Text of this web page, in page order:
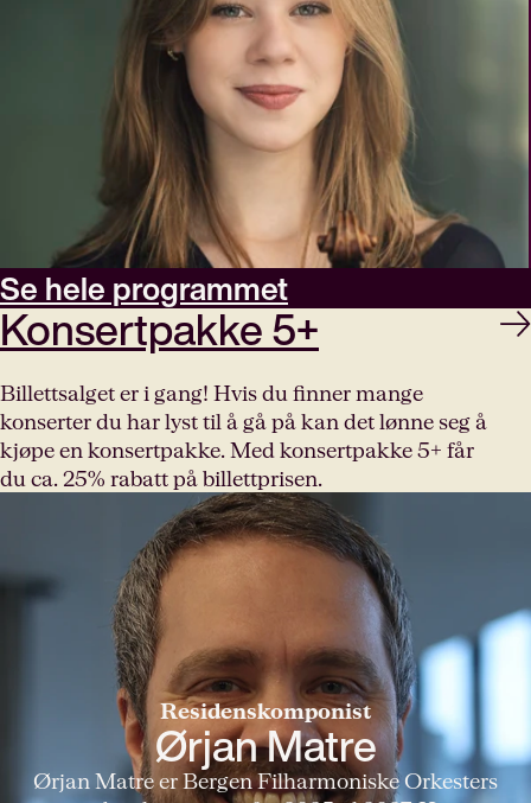
Se hele programmet
Konsertpakke 5+
Billettsalget er i gang! Hvis du finner mange
konserter du har lyst til å gå på kan det lønne seg å
kjøpe en konsertpakke. Med konsertpakke 5+ får
du ca. 25% rabatt på billettprisen.
Residenskomponist
Ørjan Matre
Ørjan Matre er Bergen Filharmoniske Orkesters